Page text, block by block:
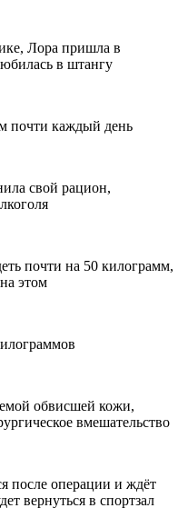
Лора пришла в
в штангу
почти каждый день
свой рацион,
почти на 50 килограмм,
этом
обвисшей кожи,
вмешательство
после операции и ждёт
вернуться в спортзал